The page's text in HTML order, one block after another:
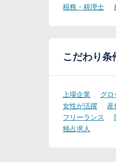
税務・税理士
こだわり条
上場企業 グロ
女性が活躍
産
フリーランス
独占求人